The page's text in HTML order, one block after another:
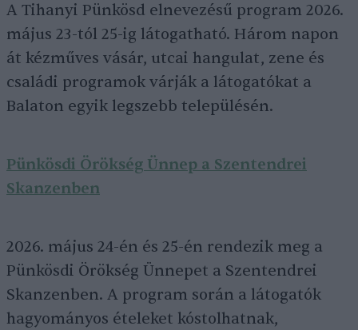
A Tihanyi Pünkösd elnevezésű program 2026.
május 23-tól 25-ig látogatható. Három napon
át kézműves vásár, utcai hangulat, zene és
családi programok várják a látogatókat a
Balaton egyik legszebb településén.
Pünkösdi Örökség Ünnep a Szentendrei
Skanzenben
2026. május 24-én és 25-én rendezik meg a
Pünkösdi Örökség Ünnepet a Szentendrei
Skanzenben. A program során a látogatók
hagyományos ételeket kóstolhatnak,